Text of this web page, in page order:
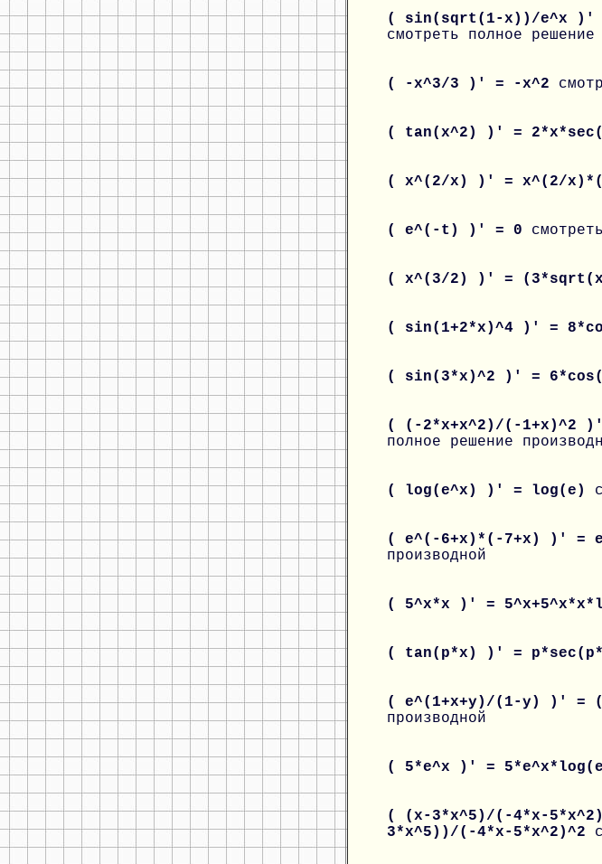
( sin(sqrt(1-x))/e^x )'
смотреть полное решение
( -x^3/3 )' = -x^2
( tan(x^2) )' =
( x^(2/x) )' = x^(2/
( e^(-t) )' = 0
( x^(3/2) )' =
( sin(1+2*x)^4 )' =
( sin(3*x)^2 )' =
( (-2*x+x^2)/(-1+x)^2
полное решение
( log(e^x) )' = log(e)
( e^(-6+x)*(-7+x) )' =
производной
( 5^x*x )' =
( tan(p*x) )' =
( e^(1+x+y)/(1-y) )' =
производной
( 5*e^x )' =
( (x-3*x^5)/(-4*x-
3*x^5))/(-4*x-5*x^2)^2